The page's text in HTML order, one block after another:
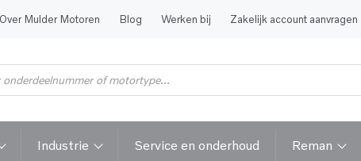
Over Mulder Motoren Blog Werken bij Zakelijk account aanvragen
Industrie Service en onderhoud Reman